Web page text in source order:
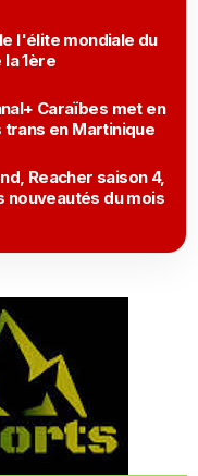
l'élite mondiale du
1ère
Caraïbes met en
en Martinique
Reacher saison 4,
du mois